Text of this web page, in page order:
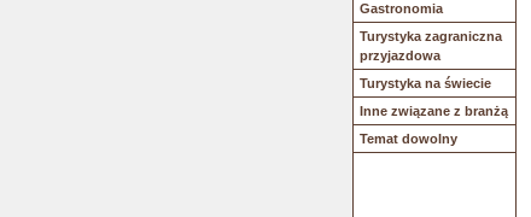
Gastronomia
Turystyka zagraniczna
przyjazdowa
Turystyka na świecie
Inne związane z branżą
Temat dowolny